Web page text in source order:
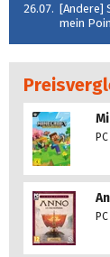
26.07. [Andere]
mein
PC
PC